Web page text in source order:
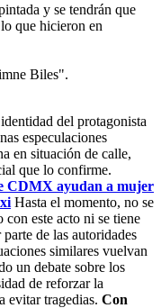
y se tendrán que
que hicieron en
Biles".
del protagonista
especulaciones
en situación de calle,
que lo confirme.
CDMX ayudan a mujer
Hasta el momento, no se
este acto ni se tiene
de las autoridades
similares vuelvan
un debate sobre los
de reforzar la
evitar tragedias. Con